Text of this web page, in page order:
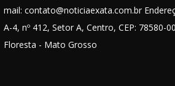
mail: contato@noticiaexata.com.br
A-4, nº 412, Setor A, Centro, CEP: 78580-
Floresta - Mato Grosso